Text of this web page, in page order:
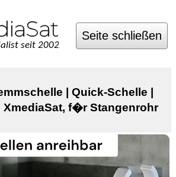
seit 2002
Seite schließen
| Quick-Schelle |
XmediaSat, f�r Stangenrohr